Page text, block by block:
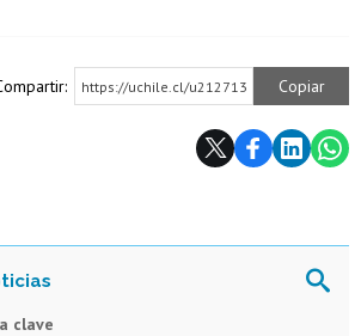
https://uchile.cl/u212713 Copiar
clave